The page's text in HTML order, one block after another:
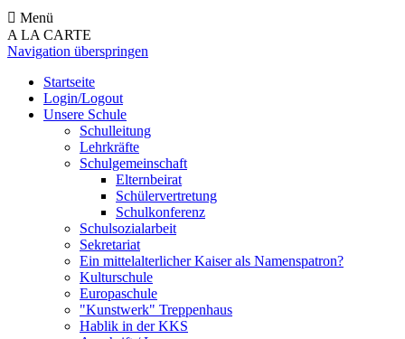
Menü
A LA CARTE
Navigation überspringen
Startseite
Login/Logout
Unsere Schule
Schulleitung
Lehrkräfte
Schulgemeinschaft
Elternbeirat
Schülervertretung
Schulkonferenz
Schulsozialarbeit
Sekretariat
Ein mittelalterlicher Kaiser als Namenspatron?
Kulturschule
Europaschule
"Kunstwerk" Treppenhaus
Hablik in der KKS